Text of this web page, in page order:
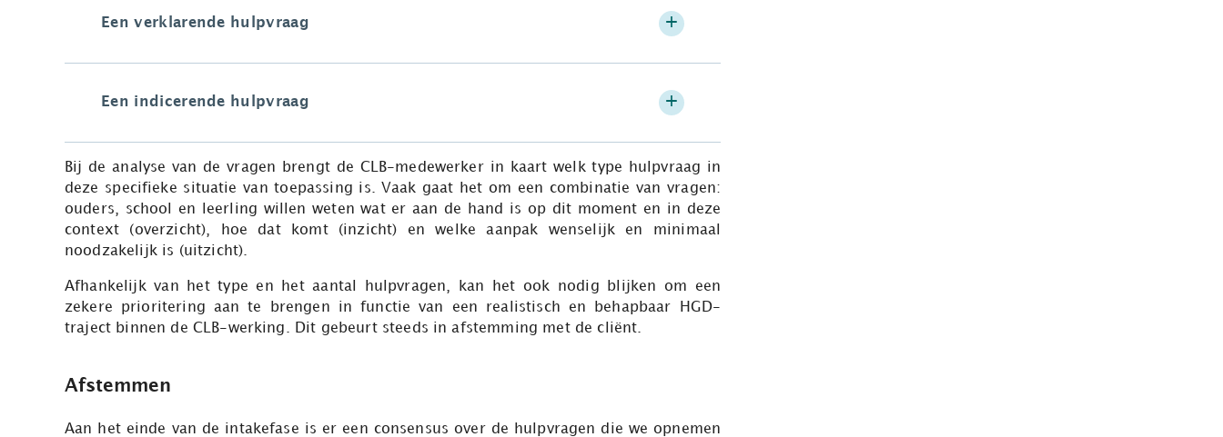
Een verklarende hulpvraag
Een indicerende hulpvraag
Bij de analyse van de vragen brengt de CLB-medewerker in kaart welk type hulpvraag in
deze specifieke situatie van toepassing is. Vaak gaat het om een combinatie van vragen:
ouders, school en leerling willen weten wat er aan de hand is op dit moment en in deze
context (overzicht), hoe dat komt (inzicht) en welke aanpak wenselijk en minimaal
noodzakelijk is (uitzicht).
Afhankelijk van het type en het aantal hulpvragen, kan het ook nodig blijken om een
zekere prioritering aan te brengen in functie van een realistisch en behapbaar HGD-
traject binnen de CLB-werking. Dit gebeurt steeds in afstemming met de cliënt.
Afstemmen
Aan het einde van de intakefase is er een consensus over de hulpvragen die we opnemen